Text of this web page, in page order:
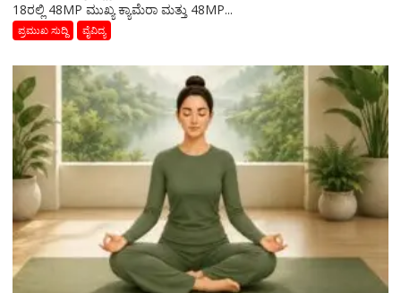
18ರಲ್ಲಿ 48MP ಮುಖ್ಯ ಕ್ಯಾಮೆರಾ ಮತ್ತು 48MP...
ಪ್ರಮುಖ ಸುದ್ದಿ ವೈವಿದ್ಯ